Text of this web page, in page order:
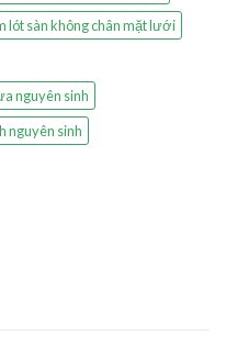
lót sàn không chân mặt lưới
nguyên sinh
nguyên sinh